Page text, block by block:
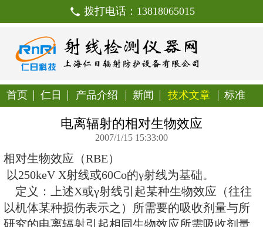
拨打电话：
产品介绍
电离辐射的相对生物
2007/1/15 15:33:00